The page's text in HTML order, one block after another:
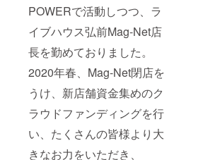
POWERで活動しつつ、ラ
イブハウス弘前Mag-Net店
長を勤めておりました。
2020年春、Mag-Net閉店を
うけ、新店舗資金集めのク
ラウドファンディングを行
い、たくさんの皆様より大
きなお力をいただき、